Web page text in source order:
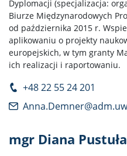
Dyplomacji (specjalizacja:
Biurze Międzynarodowych
od października 2015 r.
aplikowaniu o projekty
europejskich, w tym granty
ich realizacji i raportowaniu.
+48 22 55 24 201
mgr Diana